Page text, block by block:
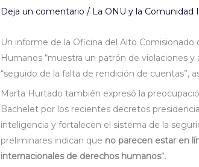
Deja un comentario / La ONU y la Comunidad
Un informe de la Oficina del Alto Comisionado
Humanos “muestra un patrón de violaciones
“seguido de la falta de rendición de cuentas”,
Marta Hurtado también expresó la
Bachelet por los recientes decretos
inteligencia y fortalecen el sistema de la
preliminares indican que no parecen estar en
internacionales de derechos humanos”.